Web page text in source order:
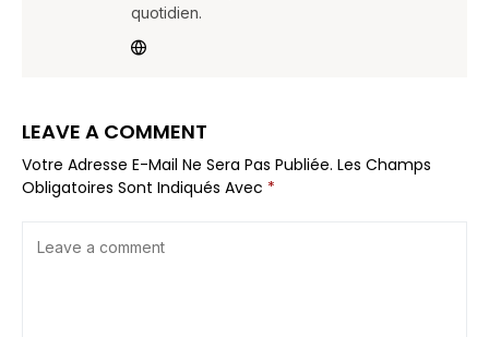
quotidien.
LEAVE A COMMENT
Votre Adresse E-Mail Ne Sera Pas Publiée. Les Champs
Obligatoires Sont Indiqués Avec *